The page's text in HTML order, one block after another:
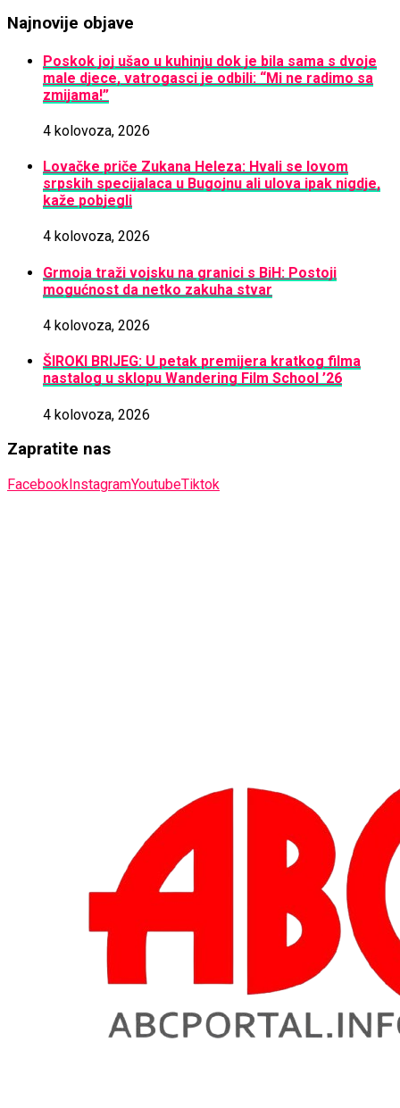
Najnovije objave
Poskok joj ušao u kuhinju dok je bila sama s dvoje
male djece, vatrogasci je odbili: “Mi ne radimo sa
zmijama!”
4 kolovoza, 2026
Lovačke priče Zukana Heleza: Hvali se lovom
srpskih specijalaca u Bugojnu ali ulova ipak nigdje,
kaže pobjegli
4 kolovoza, 2026
Grmoja traži vojsku na granici s BiH: Postoji
mogućnost da netko zakuha stvar
4 kolovoza, 2026
ŠIROKI BRIJEG: U petak premijera kratkog filma
nastalog u sklopu Wandering Film School ’26
4 kolovoza, 2026
Zapratite nas
FacebookInstagramYoutubeTiktok